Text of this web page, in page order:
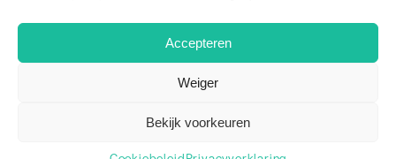
Accepteren
Weiger
Bekijk voorkeuren